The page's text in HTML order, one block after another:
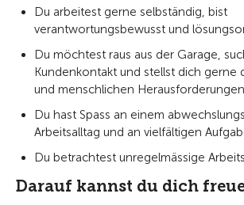
Du arbeitest gerne selbständig, bist
verantwortungsbewusst und
Du möchtest raus aus der Garage,
Kundenkontakt und stellst dich gerne
und menschlichen Herausforderungen
Du hast Spass an einem
Arbeitsalltag und an vielfältigen
Du betrachtest unregelmässige
Darauf kannst du dich